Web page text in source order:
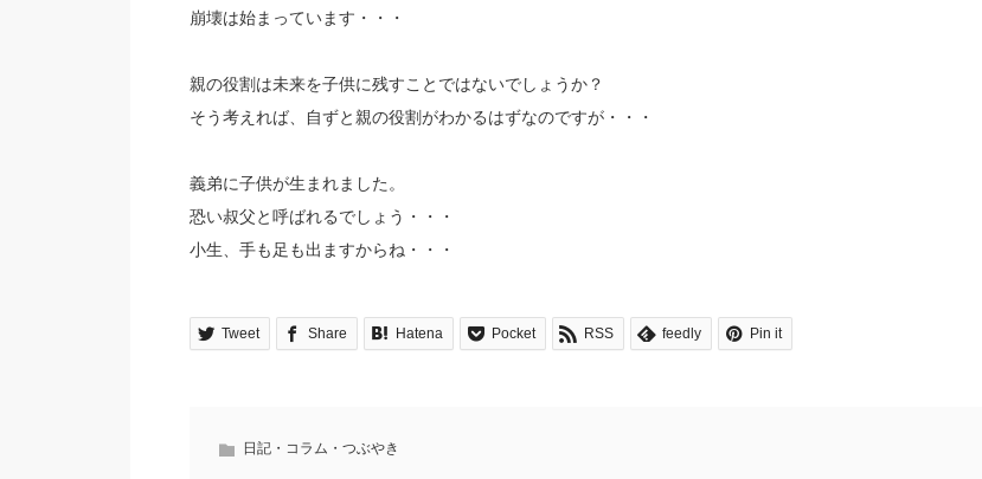
崩壊は始まっています・・・
親の役割は未来を子供に残すことではないでしょうか？
そう考えれば、自ずと親の役割がわかるはずなのですが・・・
義弟に子供が生まれました。
恐い叔父と呼ばれるでしょう・・・
小生、手も足も出ますからね・・・
Tweet Share Hatena Pocket RSS feedly Pin it
日記・コラム・つぶやき